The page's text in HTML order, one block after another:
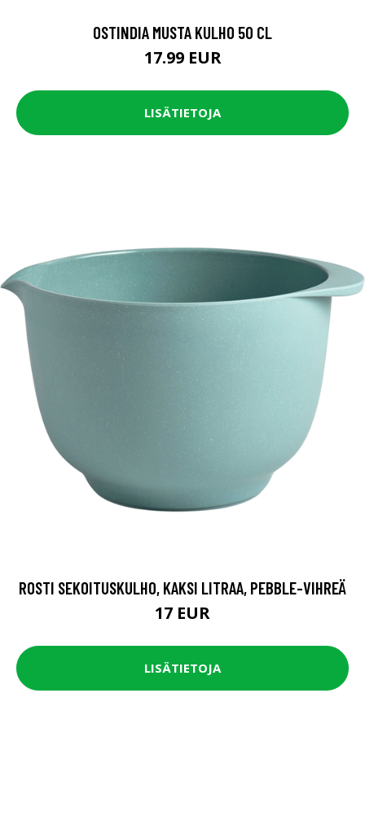
OSTINDIA MUSTA KULHO 50 CL
17.99 EUR
LISÄTIETOJA
ROSTI SEKOITUSKULHO, KAKSI LITRAA, PEBBLE-VIHREÄ
17 EUR
LISÄTIETOJA